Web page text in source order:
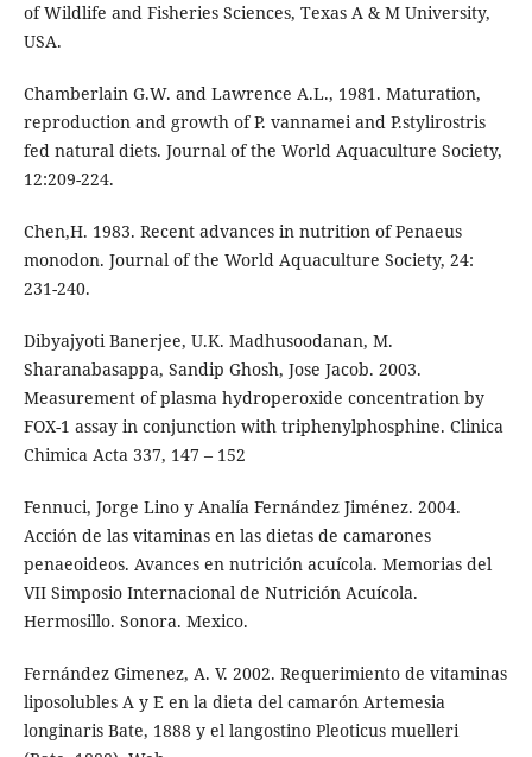
of Wildlife and Fisheries Sciences, Texas A & M University,
USA.
Chamberlain G.W. and Lawrence A.L., 1981. Maturation,
reproduction and growth of P. vannamei and P.stylirostris
fed natural diets. Journal of the World Aquaculture Society,
12:209-224.
Chen,H. 1983. Recent advances in nutrition of Penaeus
monodon. Journal of the World Aquaculture Society, 24:
231-240.
Dibyajyoti Banerjee, U.K. Madhusoodanan, M.
Sharanabasappa, Sandip Ghosh, Jose Jacob. 2003.
Measurement of plasma hydroperoxide concentration by
FOX-1 assay in conjunction with triphenylphosphine. Clinica
Chimica Acta 337, 147 – 152
Fennuci, Jorge Lino y Analía Fernández Jiménez. 2004.
Acción de las vitaminas en las dietas de camarones
penaeoideos. Avances en nutrición acuícola. Memorias del
VII Simposio Internacional de Nutrición Acuícola.
Hermosillo. Sonora. Mexico.
Fernández Gimenez, A. V. 2002. Requerimiento de vitaminas
liposolubles A y E en la dieta del camarón Artemesia
longinaris Bate, 1888 y el langostino Pleoticus muelleri